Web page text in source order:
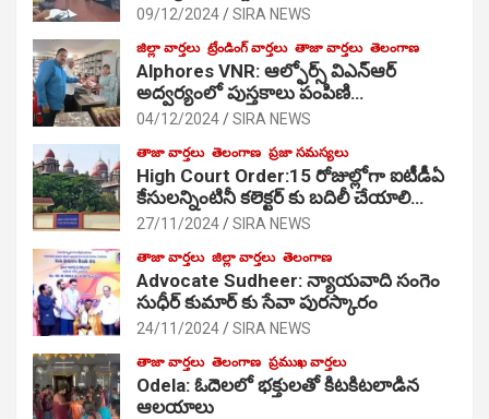
09/12/2024 SIRA NEWS
జిల్లా వార్తలు ట్రేండింగ్ వార్తలు తాజా వార్తలు తెలంగాణ
Alphores VNR: ఆల్ఫోర్స్ విఎన్ఆర్
అద్వర్యంలో పుస్తకాలు పంపిణి…
04/12/2024 SIRA NEWS
తాజా వార్తలు తెలంగాణ ప్రజా సమస్యలు
High Court Order:15 రోజుల్లోగా ఐటీడీఏ
కేసులన్నింటినీ కలెక్టర్ కు బదిలీ చేయాలి…
27/11/2024 SIRA NEWS
తాజా వార్తలు జిల్లా వార్తలు తెలంగాణ
Advocate Sudheer: న్యాయవాది సంగెం
సుధీర్ కుమార్ కు సేవా పురస్కారం
24/11/2024 SIRA NEWS
తాజా వార్తలు తెలంగాణ ప్రముఖ వార్తలు
Odela: ఓదెల‌లో భక్తులతో కిటకిటలాడిన
ఆల‌యాలు